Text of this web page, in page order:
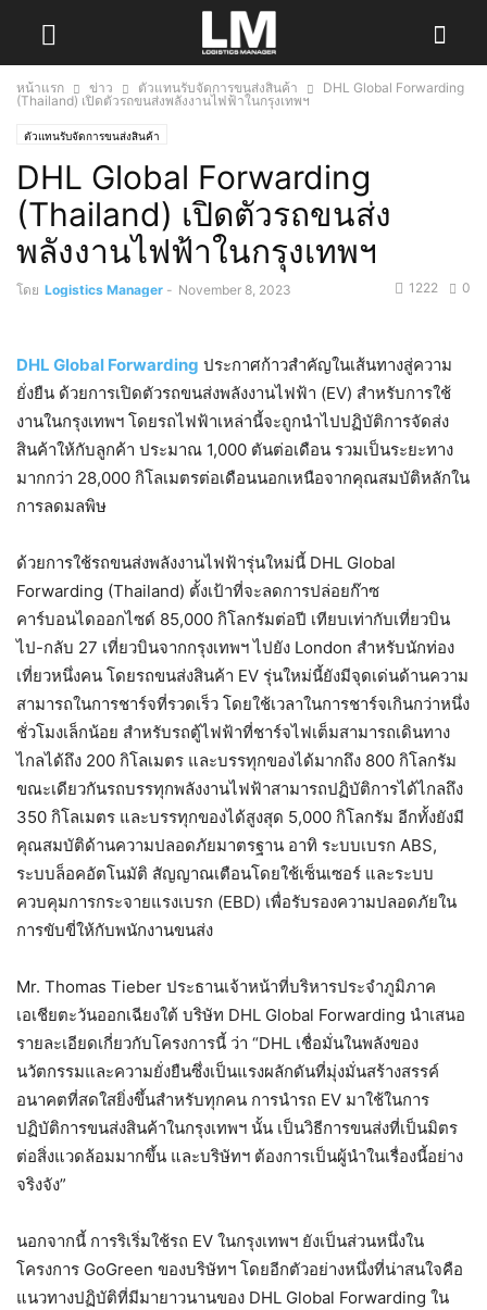
หน้าแรก ข่าว ตัวแทนรับจัดการขนส่งสินค้า
DHL Global Forwarding
(Thailand) เปิดตัวรถขนส่งพลังงานไฟฟ้าในกรุงเทพฯ
ตัวแทนรับจัดการขนส่งสินค้า
DHL Global Forwarding
(Thailand) เปิดตัวรถขนส่ง
พลังงานไฟฟ้าในกรุงเทพฯ
โดย Logistics Manager - November 8, 2023 0
1222
DHL Global Forwarding ประกาศก้าวสำคัญในเส้นทางสู่ความ
ยั่งยืน ด้วยการเปิดตัวรถขนส่งพลังงานไฟฟ้า (EV) สำหรับการใช้
งานในกรุงเทพฯ โดยรถไฟฟ้าเหล่านี้จะถูกนำไปปฏิบัติการจัดส่ง
สินค้าให้กับลูกค้า ประมาณ 1,000 ตันต่อเดือน รวมเป็นระยะทาง
มากกว่า 28,000 กิโลเมตรต่อเดือนนอกเหนือจากคุณสมบัติหลักใน
การลดมลพิษ
ด้วยการใช้รถขนส่งพลังงานไฟฟ้ารุ่นใหม่นี้ DHL Global
Forwarding (Thailand) ตั้งเป้าที่จะลดการปล่อยก๊าซ
คาร์บอนไดออกไซด์ 85,000 กิโลกรัมต่อปี เทียบเท่ากับเที่ยวบิน
ไป-กลับ 27 เที่ยวบินจากกรุงเทพฯ ไปยัง London สำหรับนักท่อง
เที่ยวหนึ่งคน โดยรถขนส่งสินค้า EV รุ่นใหม่นี้ยังมีจุดเด่นด้านความ
สามารถในการชาร์จที่รวดเร็ว โดยใช้เวลาในการชาร์จเกินกว่าหนึ่ง
ชั่วโมงเล็กน้อย สำหรับรถตู้ไฟฟ้าที่ชาร์จไฟเต็มสามารถเดินทาง
ไกลได้ถึง 200 กิโลเมตร และบรรทุกของได้มากถึง 800 กิโลกรัม
ขณะเดียวกันรถบรรทุกพลังงานไฟฟ้าสามารถปฏิบัติการได้ไกลถึง
350 กิโลเมตร และบรรทุกของได้สูงสุด 5,000 กิโลกรัม อีกทั้งยังมี
คุณสมบัติด้านความปลอดภัยมาตรฐาน อาทิ ระบบเบรก ABS,
ระบบล็อคอัตโนมัติ สัญญาณเตือนโดยใช้เซ็นเซอร์ และระบบ
ควบคุมการกระจายแรงเบรก (EBD) เพื่อรับรองความปลอดภัยใน
การขับขี่ให้กับพนักงานขนส่ง
Mr. Thomas Tieber ประธานเจ้าหน้าที่บริหารประจำภูมิภาค
เอเชียตะวันออกเฉียงใต้ บริษัท DHL Global Forwarding นำเสนอ
รายละเอียดเกี่ยวกับโครงการนี้ ว่า “DHL เชื่อมั่นในพลังของ
นวัตกรรมและความยั่งยืนซึ่งเป็นแรงผลักดันที่มุ่งมั่นสร้างสรรค์
อนาคตที่สดใสยิ่งขึ้นสำหรับทุกคน การนำรถ EV มาใช้ในการ
ปฏิบัติการขนส่งสินค้าในกรุงเทพฯ นั้น เป็นวิธีการขนส่งที่เป็นมิตร
ต่อสิ่งแวดล้อมมากขึ้น และบริษัทฯ ต้องการเป็นผู้นำในเรื่องนี้อย่าง
จริงจัง”
นอกจากนี้ การริเริ่มใช้รถ EV ในกรุงเทพฯ ยังเป็นส่วนหนึ่งใน
โครงการ GoGreen ของบริษัทฯ โดยอีกตัวอย่างหนึ่งที่น่าสนใจคือ
แนวทางปฏิบัติที่มีมายาวนานของ DHL Global Forwarding ใน